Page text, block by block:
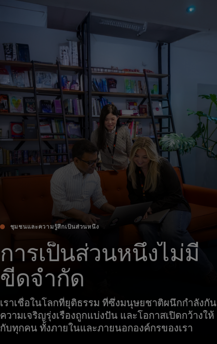
สำหรับคุณ
สำหรับธุรกิจ
เพื่อโลก
สำหรับผู้สร้างนวัตกรรม
ข่าวสารและแนวโน้ม
ชุมชนและความรู้สึกเป็นส่วนหนึ่ง
การเป็นส่วนหนึ่งไม่มี
ขีดจำกัด
เราเชื่อในโลกที่ยุติธรรม ที่ซึ่งมนุษยชาติผนึกกำลังกัน
ความเจริญรุ่งเรืองถูกแบ่งปัน และโอกาสเปิดกว้างให้
กับทุกคน ทั้งภายในและภายนอกองค์กรของเรา